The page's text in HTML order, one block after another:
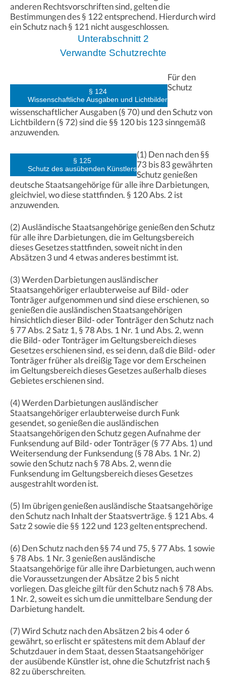
anderen Rechtsvorschriften sind, gelten die
Bestimmungen des § 122 entsprechend. Hierdurch wird
ein Schutz nach § 121 nicht ausgeschlossen.
Unterabschnitt 2
Verwandte Schutzrechte
§ 124
Wissenschaftliche Ausgaben und Lichtbilder
Für den
Schutz
wissenschaftlicher Ausgaben (§ 70) und den Schutz von
Lichtbildern (§ 72) sind die §§ 120 bis 123 sinngemäß
anzuwenden.
§ 125
Schutz des ausübenden Künstlers
(1) Den nach den §§
73 bis 83 gewährten
Schutz genießen
deutsche Staatsangehörige für alle ihre Darbietungen,
gleichviel, wo diese stattfinden. § 120 Abs. 2 ist
anzuwenden.
(2) Ausländische Staatsangehörige genießen den Schutz
für alle ihre Darbietungen, die im Geltungsbereich
dieses Gesetzes stattfinden, soweit nicht in den
Absätzen 3 und 4 etwas anderes bestimmt ist.
(3) Werden Darbietungen ausländischer
Staatsangehöriger erlaubterweise auf Bild- oder
Tonträger aufgenommen und sind diese erschienen, so
genießen die ausländischen Staatsangehörigen
hinsichtlich dieser Bild- oder Tonträger den Schutz nach
§ 77 Abs. 2 Satz 1, § 78 Abs. 1 Nr. 1 und Abs. 2, wenn
die Bild- oder Tonträger im Geltungsbereich dieses
Gesetzes erschienen sind, es sei denn, daß die Bild- oder
Tonträger früher als dreißig Tage vor dem Erscheinen
im Geltungsbereich dieses Gesetzes außerhalb dieses
Gebietes erschienen sind.
(4) Werden Darbietungen ausländischer
Staatsangehöriger erlaubterweise durch Funk
gesendet, so genießen die ausländischen
Staatsangehörigen den Schutz gegen Aufnahme der
Funksendung auf Bild- oder Tonträger (§ 77 Abs. 1) und
Weitersendung der Funksendung (§ 78 Abs. 1 Nr. 2)
sowie den Schutz nach § 78 Abs. 2, wenn die
Funksendung im Geltungsbereich dieses Gesetzes
ausgestrahlt worden ist.
(5) Im übrigen genießen ausländische Staatsangehörige
den Schutz nach Inhalt der Staatsverträge. § 121 Abs. 4
Satz 2 sowie die §§ 122 und 123 gelten entsprechend.
(6) Den Schutz nach den §§ 74 und 75, § 77 Abs. 1 sowie
§ 78 Abs. 1 Nr. 3 genießen ausländische
Staatsangehörige für alle ihre Darbietungen, auch wenn
die Voraussetzungen der Absätze 2 bis 5 nicht
vorliegen. Das gleiche gilt für den Schutz nach § 78 Abs.
1 Nr. 2, soweit es sich um die unmittelbare Sendung der
Darbietung handelt.
(7) Wird Schutz nach den Absätzen 2 bis 4 oder 6
gewährt, so erlischt er spätestens mit dem Ablauf der
Schutzdauer in dem Staat, dessen Staatsangehöriger
der ausübende Künstler ist, ohne die Schutzfrist nach §
82 zu überschreiten.